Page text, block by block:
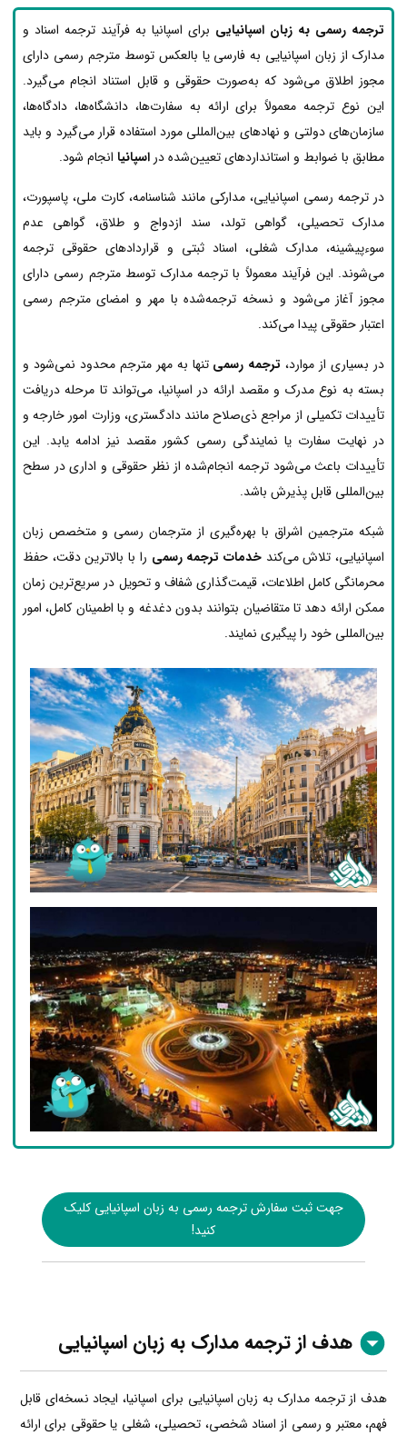
ترجمه رسمی به زبان اسپانیایی برای اسپانیا به فرآیند ترجمه اسناد و
مدارک از زبان اسپانیایی به فارسی یا بالعکس توسط مترجم رسمی دارای
مجوز اطلاق می‌شود که به‌صورت حقوقی و قابل استناد انجام می‌گیرد.
این نوع ترجمه معمولاً برای ارائه به سفارت‌ها، دانشگاه‌ها، دادگاه‌ها،
سازمان‌های دولتی و نهادهای بین‌المللی مورد استفاده قرار می‌گیرد و باید
مطابق با ضوابط و استانداردهای تعیین‌شده در اسپانیا انجام شود.
در ترجمه رسمی اسپانیایی، مدارکی مانند شناسنامه، کارت ملی، پاسپورت،
مدارک تحصیلی، گواهی تولد، سند ازدواج و طلاق، گواهی عدم
سوءپیشینه، مدارک شغلی، اسناد ثبتی و قراردادهای حقوقی ترجمه
می‌شوند. این فرآیند معمولاً با ترجمه مدارک توسط مترجم رسمی دارای
مجوز آغاز می‌شود و نسخه ترجمه‌شده با مهر و امضای مترجم رسمی
اعتبار حقوقی پیدا می‌کند.
در بسیاری از موارد، ترجمه رسمی تنها به مهر مترجم محدود نمی‌شود و
بسته به نوع مدرک و مقصد ارائه در اسپانیا، می‌تواند تا مرحله دریافت
تأییدات تکمیلی از مراجع ذی‌صلاح مانند دادگستری، وزارت امور خارجه و
در نهایت سفارت یا نمایندگی رسمی کشور مقصد نیز ادامه یابد. این
تأییدات باعث می‌شود ترجمه انجام‌شده از نظر حقوقی و اداری در سطح
بین‌المللی قابل پذیرش باشد.
شبکه مترجمین اشراق با بهره‌گیری از مترجمان رسمی و متخصص زبان
اسپانیایی، تلاش می‌کندخدمات ترجمه رسمی را با بالاترین دقت، حفظ
محرمانگی کامل اطلاعات، قیمت‌گذاری شفاف و تحویل در سریع‌ترین زمان
ممکن ارائه دهد تا متقاضیان بتوانند بدون دغدغه و با اطمینان کامل، امور
بین‌المللی خود را پیگیری نمایند.
جهت ثبت سفارش ترجمه رسمی به زبان اسپانیایی کلیک
کنید!
هدف از ترجمه مدارک به زبان اسپانیایی
هدف از ترجمه مدارک به زبان اسپانیایی برای اسپانیا، ایجاد نسخه‌ای قابل
فهم، معتبر و رسمی از اسناد شخصی، تحصیلی، شغلی یا حقوقی برای ارائه